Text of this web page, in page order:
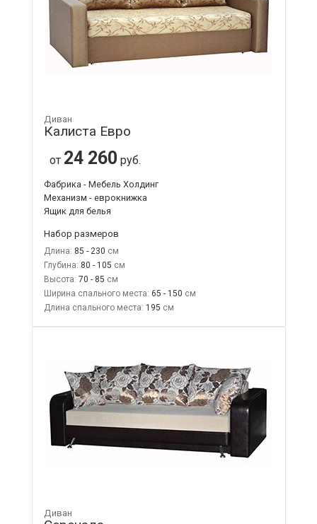
Диван
Калиста Евро
от 24 260 руб.
Фабрика - Мебель Холдинг
Механизм - еврокнижка
Ящик для белья
Набор размеров
Длина: 85 - 230
Глубина: 80 - 105
Высота: 70 - 85
Ширина спального места: 65 - 150
Длина спального места: 195
Диван